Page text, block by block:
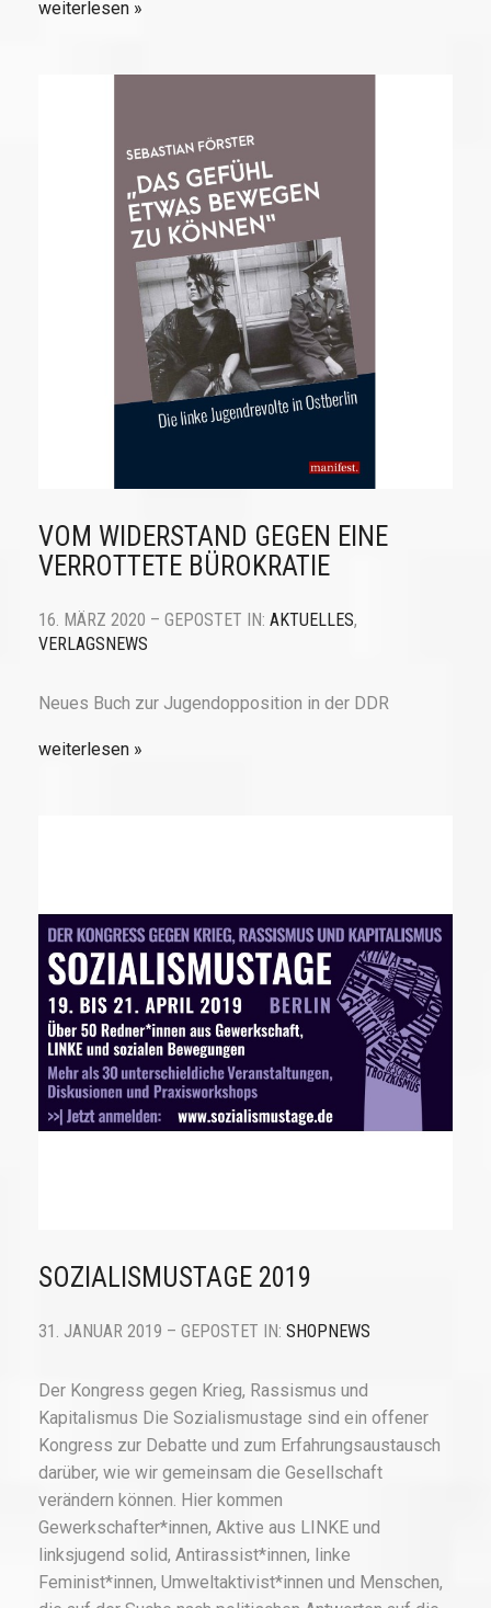
weiterlesen
VOM WIDERSTAND GEGEN EINE
VERROTTETE BÜROKRATIE
16. MÄRZ 2020 – GEPOSTET IN: AKTUELLES,
VERLAGSNEWS
Neues Buch zur Jugendopposition in der DDR
weiterlesen
SOZIALISMUSTAGE 2019
31. JANUAR 2019 – GEPOSTET IN: SHOPNEWS
Der Kongress gegen Krieg, Rassismus und
Kapitalismus Die Sozialismustage sind ein offener
Kongress zur Debatte und zum Erfahrungsaustausch
darüber, wie wir gemeinsam die Gesellschaft
verändern können. Hier kommen
Gewerkschafter*innen, Aktive aus LINKE und
linksjugend solid, Antirassist*innen, linke
Feminist*innen, Umweltaktivist*innen und Menschen,